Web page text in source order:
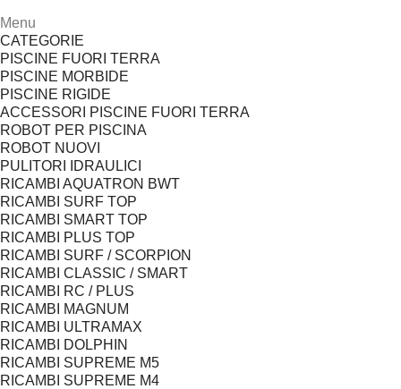
Menu
CATEGORIE
PISCINE FUORI TERRA
PISCINE MORBIDE
PISCINE RIGIDE
ACCESSORI PISCINE FUORI TERRA
ROBOT PER PISCINA
ROBOT NUOVI
PULITORI IDRAULICI
RICAMBI AQUATRON BWT
RICAMBI SURF TOP
RICAMBI SMART TOP
RICAMBI PLUS TOP
RICAMBI SURF / SCORPION
RICAMBI CLASSIC / SMART
RICAMBI RC / PLUS
RICAMBI MAGNUM
RICAMBI ULTRAMAX
RICAMBI DOLPHIN
RICAMBI SUPREME M5
RICAMBI SUPREME M4